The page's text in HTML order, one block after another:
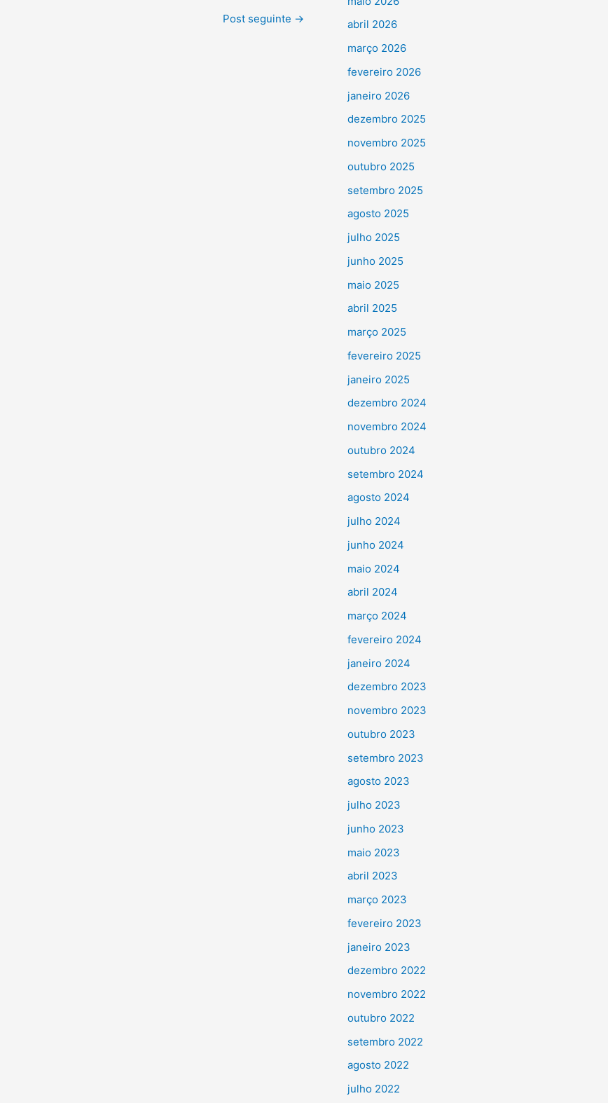
Post seguinte →
abril 2026
março 2026
fevereiro 2026
janeiro 2026
dezembro 2025
novembro 2025
outubro 2025
setembro 2025
agosto 2025
julho 2025
junho 2025
maio 2025
abril 2025
março 2025
fevereiro 2025
janeiro 2025
dezembro 2024
novembro 2024
outubro 2024
setembro 2024
agosto 2024
julho 2024
junho 2024
maio 2024
abril 2024
março 2024
fevereiro 2024
janeiro 2024
dezembro 2023
novembro 2023
outubro 2023
setembro 2023
agosto 2023
julho 2023
junho 2023
maio 2023
abril 2023
março 2023
fevereiro 2023
janeiro 2023
dezembro 2022
novembro 2022
outubro 2022
setembro 2022
agosto 2022
julho 2022